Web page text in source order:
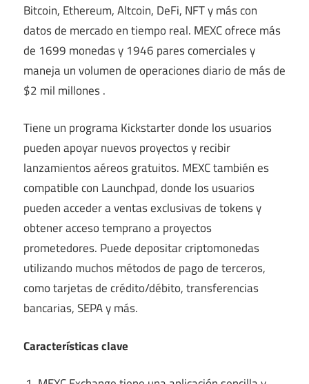
Bitcoin, Ethereum, Altcoin, DeFi, NFT y más con
datos de mercado en tiempo real. MEXC ofrece más
de 1699 monedas y 1946 pares comerciales y
manejaun volumen de operaciones diariode más de
$2 mil millones .
Tiene un programa Kickstarter donde los usuarios
pueden apoyar nuevos proyectos y recibir
lanzamientos aéreos gratuitos. MEXC también es
compatible con Launchpad, donde los usuarios
pueden acceder a ventas exclusivas de tokens y
obtener acceso temprano a proyectos
prometedores. Puede depositar criptomonedas
utilizando muchos métodos de pago de terceros,
como tarjetas de crédito/débito, transferencias
bancarias, SEPA y más.
Características clave